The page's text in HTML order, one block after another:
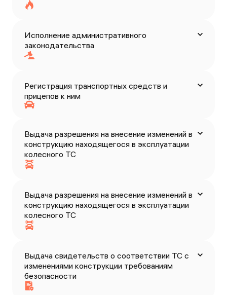
Исполнение административного
законодательства
Регистрация транспортных средств и
прицепов к ним
Выдача разрешения на внесение изменений в
конструкцию находящегося в эксплуатации
колесного ТС
Выдача разрешения на внесение изменений в
конструкцию находящегося в эксплуатации
колесного ТС
Выдача свидетельств о соответствии ТС с
изменениями конструкции требованиям
безопасности